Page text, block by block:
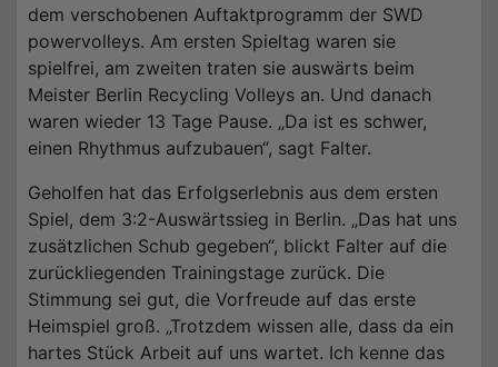
dem verschobenen Auftaktprogramm der SWD
powervolleys. Am ersten Spieltag waren sie
spielfrei, am zweiten traten sie auswärts beim
Meister Berlin Recycling Volleys an. Und danach
waren wieder 13 Tage Pause. „Da ist es schwer,
einen Rhythmus aufzubauen“, sagt Falter.
Geholfen hat das Erfolgserlebnis aus dem ersten
Spiel, dem 3:2-Auswärtssieg in Berlin. „Das hat uns
zusätzlichen Schub gegeben“, blickt Falter auf die
zurückliegenden Trainingstage zurück. Die
Stimmung sei gut, die Vorfreude auf das erste
Heimspiel groß. „Trotzdem wissen alle, dass da ein
hartes Stück Arbeit auf uns wartet. Ich kenne das